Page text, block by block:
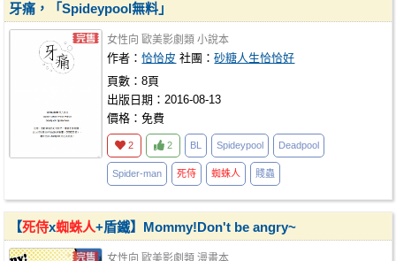
牙痛，「Spideypool無料」
女性向 歐美影劇類 小說本
作者：恰恰皮 社團：砂糖人生恰恰好
頁數：8頁
出版日期：2016-08-13
價格：免費
2 2 BL Spideypool Deadpool
Spider-man 死侍 蜘蛛人 賤蟲
【死侍x蜘蛛人+盾鐵】Mommy!Don't be angry~
女性向 歐美影劇類 漫畫本